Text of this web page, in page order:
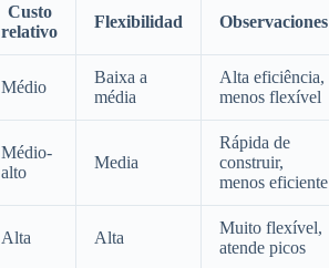
Custo
relativo
Flexibilidad Observaciones
Médio
Baixa a
média
Alta eficiência,
menos flexível
Médio-
alto
Media
Rápida de
construir,
menos eficiente
Alta Alta
Muito flexível,
atende picos